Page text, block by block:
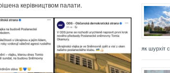
керівництвом палати.
як шурхіт